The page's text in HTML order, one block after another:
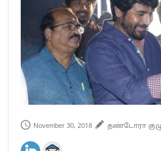
“ஜெயலலிதா அவர்களே என் ரோல் மாடல்” -
ராகுல் காந்தி கைது – தவெக தலைவர் விஜய்
செத்து சாம்பல் ஆனாலும் தனித்துதான் போட்டி –
பாகிஸ்தானின் அணு ஆயுத மிரட்டலுக்கு
மத்திய ஆசிரியர் தகுதித் தேர்வு: பட்டதாரிகள்
தமிழக சட்டப்பேரவையில் காலியிடங்கள் 6 ஆக
November 30, 2018 தண்டோரா